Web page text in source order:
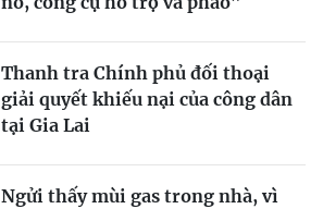
Thanh tra Chính phủ đối thoại
giải quyết khiếu nại của công dân
tại Gia Lai
Ngửi thấy mùi gas trong nhà, vì